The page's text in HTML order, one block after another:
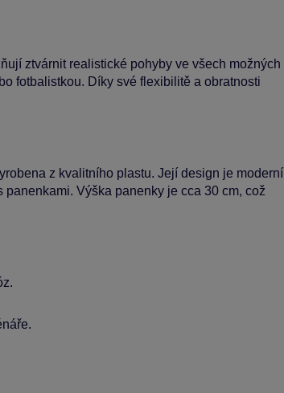
ztvárnit realistické pohyby ve všech možných
fotbalistkou. Díky své flexibilitě a obratnosti
z kvalitního plastu. Její design je moderní
Výška panenky je cca 30 cm, což